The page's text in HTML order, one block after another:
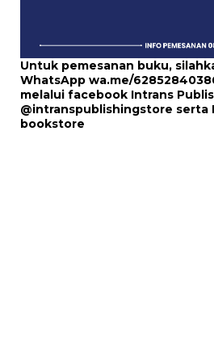
Untuk pemesanan buku,
WhatsApp wa.me/
melalui facebook Intrans
@intranspublishingstore serta
bookstore